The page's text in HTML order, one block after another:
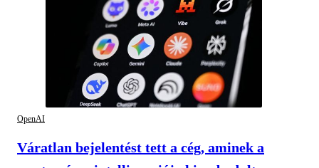
OpenAI
Váratlan bejelentést tett a cég, aminek a